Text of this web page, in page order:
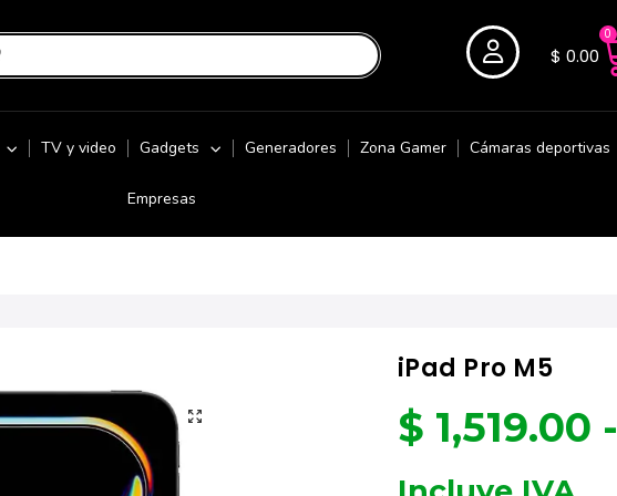
$ 0.00
0
TV y video Gadgets Generadores Zona Gamer Cámaras deportivas
Empresas
iPad Pro M5
$ 1,519.00 -